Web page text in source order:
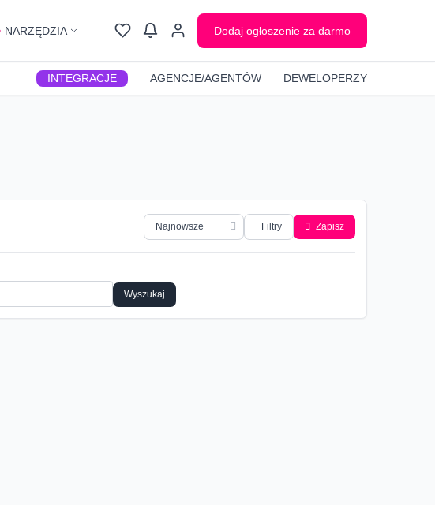
NARZĘDZIA Dodaj ogłoszenie za darmo
INTEGRACJE AGENCJE/AGENTÓW DEWELOPERZY
Filtry Zapisz
Wyszukaj